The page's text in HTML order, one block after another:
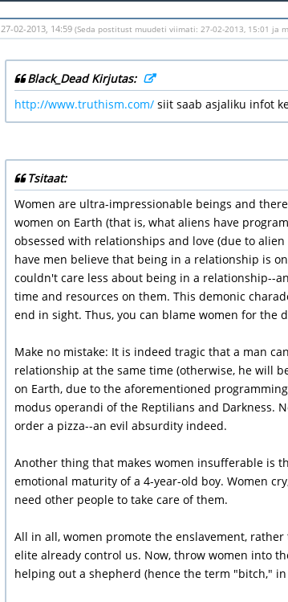
27-02-2013, 14:59 (Seda postitust muudeti viimati: 27-02-2013, 15:01 ja
Black_Dead Kirjutas:
http://www.truthism.com/siit saab asjaliku infot
Tsitaat:
Women are ultra-impressionable beings and
women on Earth (that is, what aliens have
obsessed with relationships and love (due to
have men believe that being in a relationship is
couldn't care less about being in a relationship--
time and resources on them. This demonic
end in sight. Thus, you can blame women for the
Make no mistake: It is indeed tragic that a man
relationship at the same time (otherwise, he will
on Earth, due to the aforementioned
modus operandi of the Reptilians and Darkness.
order a pizza--an evil absurdity indeed.
Another thing that makes women insufferable is
emotional maturity of a 4-year-old boy. Women
need other people to take care of them.
All in all, women promote the enslavement,
elite already control us. Now, throw women into
helping out a shepherd (hence the term "bitch,"